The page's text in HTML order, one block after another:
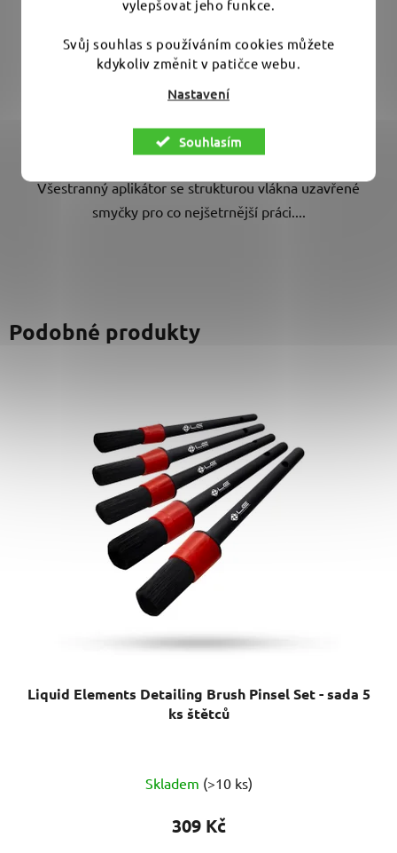
vylepšovat jeho funkce.
Svůj souhlas s používáním cookies můžete
kdykoliv změnit v patičce webu.
Nastavení
Souhlasím
Skladem(>10 ks)
99 Kč
DO KOŠÍKU
Všestranný aplikátor se strukturou vlákna uzavřené
smyčky pro co nejšetrnější práci....
Podobné produkty
Liquid Elements Detailing Brush Pinsel Set - sada 5
ks štětců
hodnocení
produktu
Skladem (>10 ks)
309 Kč